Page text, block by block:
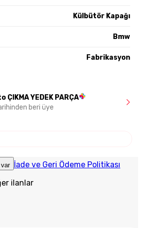
Külbütör Kapağı
Bmw
Fabrikasyon
YEDEK PARÇA
beri üye
İade ve Geri Ödeme Politikası
ilanlar